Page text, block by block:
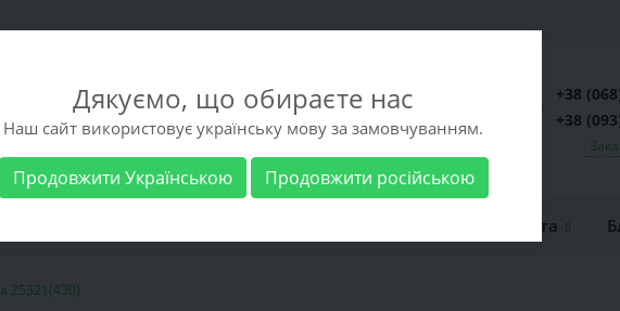
+38
+38
Доставка и оплата
25321(430)
Дякуємо, що обираєте нас
Наш сайт використовує українську мову за замовчуванням.
Продовжити Українською Продовжити російською